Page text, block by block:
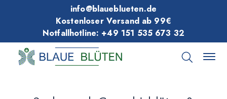
info@blaueblueten.de
Kostenloser Versand ab 99€
Notfallhotline: +49 151 535 673 32